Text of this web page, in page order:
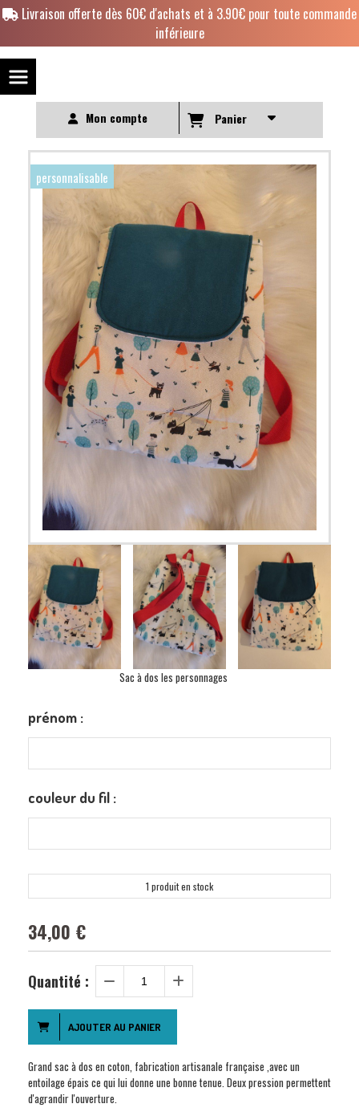
Livraison offerte dès 60€ d'achats et à 3.90€ pour toute commande
inférieure
Mon compte Panier
personnalisable
Sac à dos les personnages
prénom :
couleur du fil :
1 produit en stock
34,00 €
Quantité :
AJOUTER AU PANIER
Grand sac à dos en coton, fabrication artisanale française ,avec un
entoilage épais ce qui lui donne une bonne tenue. Deux pression permettent
d'agrandir l'ouverture.
Panneau de gestion des cookies